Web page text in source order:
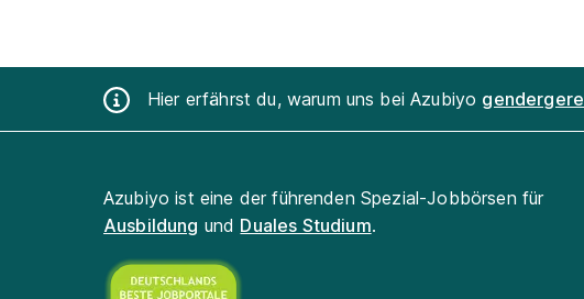
Hier erfährst du, warum uns bei Azubiyo
Azubiyo ist eine der führenden Spezial-Jobbörsen für
Ausbildung und Duales Studium.